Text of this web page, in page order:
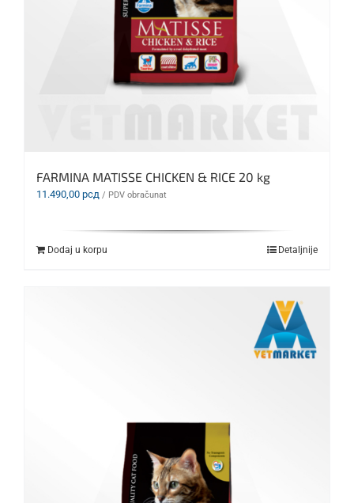
FARMINA MATISSE CHICKEN & RICE 20 kg
11.490,00 рсд / PDV obračunat
Dodaj u korpu Detaljnije